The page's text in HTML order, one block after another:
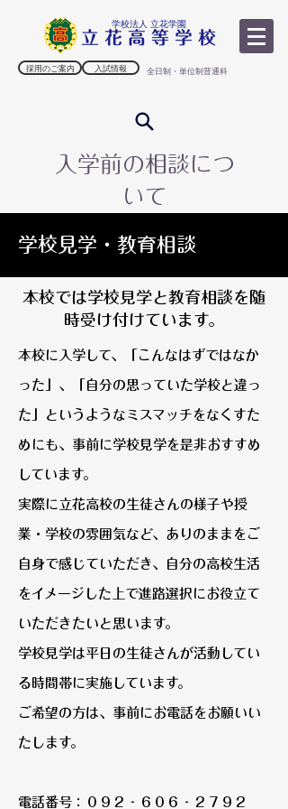
学校法人 立花学園
採用のご案内 入試情報 全日制・単位制普通科
入学前の相談につ
いて
学校見学・教育相談
本校では学校見学と教育相談を随
時受け付けています。
本校に入学して、「こんなはずではなか
った」、「自分の思っていた学校と違っ
た」というようなミスマッチをなくすた
めにも、事前に学校見学を是非おすすめ
しています。
実際に立花高校の生徒さんの様子や授
業・学校の雰囲気など、ありのままをご
自身で感じていただき、自分の高校生活
をイメージした上で進路選択にお役立て
いただきたいと思います。
学校見学は平日の生徒さんが活動してい
る時間帯に実施しています。
ご希望の方は、事前にお電話をお願いい
たします。
電話番号：０９２‐６０６‐２７９２